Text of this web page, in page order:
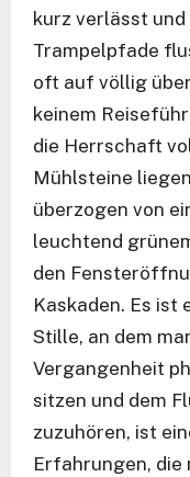
kurz verlässt
Trampelpfade
oft auf völlig
keinem
die Herrschaft
Mühlsteine
überzogen von
leuchtend
den
Kaskaden. Es ist
Stille, an dem
Vergangenheit
sitzen und dem
zuzuhören, ist
Erfahrungen, die